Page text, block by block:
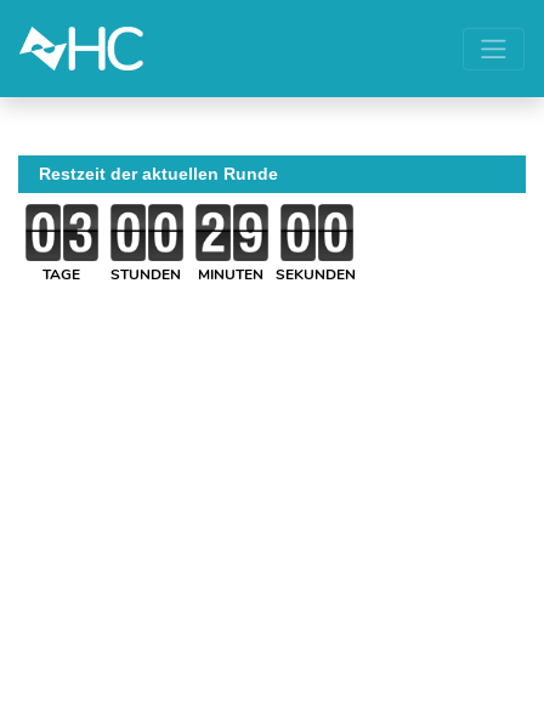
Restzeit der aktuellen Runde
TAGE STUNDEN MINUTEN SEKUNDEN